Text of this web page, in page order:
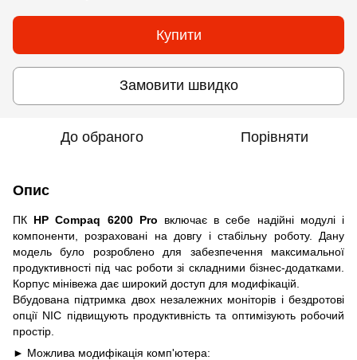
Купити
Замовити швидко
До обраного Порівняти
Опис
ПК HP Compaq 6200 Pro включає в себе надійні модулі і
компоненти, розраховані на довгу і стабільну роботу. Дану
модель було розроблено для забезпечення максимальної
продуктивності під час роботи зі складними бізнес-додатками.
Корпус мінівежа дає широкий доступ для модифікацій.
Вбудована підтримка двох незалежних моніторів і бездротові
опції NIC підвищують продуктивність та оптимізують робочий
простір.
► Можлива модифікація комп'ютера: